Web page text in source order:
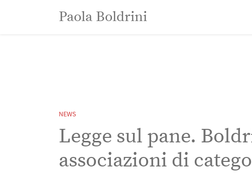
Paola BoldriniPaola Boldrini
NEWS
Legge sul pane.
associazioni di